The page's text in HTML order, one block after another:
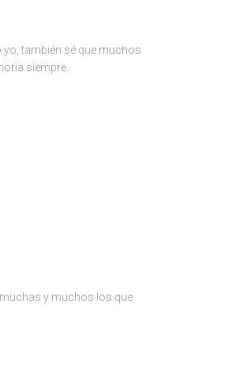
también sé que muchos
siempre.
y muchos los que